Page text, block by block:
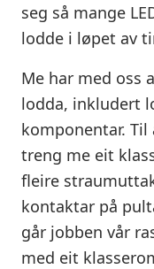
seg så mange
lodde i løpet av
Me har med oss
lodda, inkludert
komponentar.
treng me eit
fleire
kontaktar på
går jobben vår
med eit